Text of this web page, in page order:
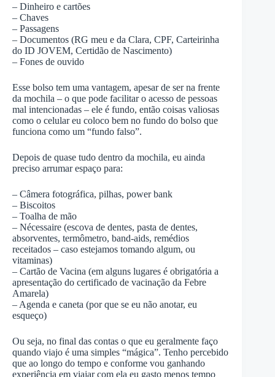
– Dinheiro e cartões
– Chaves
– Passagens
– Documentos (RG meu e da Clara, CPF, Carteirinha
do ID JOVEM, Certidão de Nascimento)
– Fones de ouvido
Esse bolso tem uma vantagem, apesar de ser na frente
da mochila – o que pode facilitar o acesso de pessoas
mal intencionadas – ele é fundo, então coisas valiosas
como o celular eu coloco bem no fundo do bolso que
funciona como um “fundo falso”.
Depois de quase tudo dentro da mochila, eu ainda
preciso arrumar espaço para:
– Câmera fotográfica, pilhas, power bank
– Biscoitos
– Toalha de mão
– Nécessaire (escova de dentes, pasta de dentes,
absorventes, termômetro, band-aids, remédios
receitados – caso estejamos tomando algum, ou
vitaminas)
– Cartão de Vacina (em alguns lugares é obrigatória a
apresentação do certificado de vacinação da Febre
Amarela)
– Agenda e caneta (por que se eu não anotar, eu
esqueço)
Ou seja, no final das contas o que eu geralmente faço
quando viajo é uma simples “mágica”. Tenho percebido
que ao longo do tempo e conforme vou ganhando
experiência em viajar com ela eu gasto menos tempo